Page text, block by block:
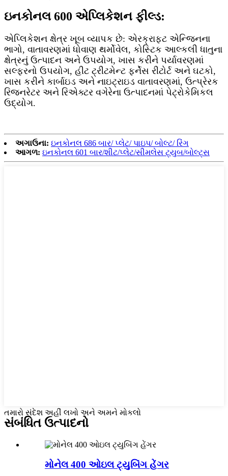
ઇનકોનલ 600 એપ્લિકેશન ફીલ્ડ:
એપ્લિકેશન ક્ષેત્ર ખૂબ વ્યાપક છે: એરક્રાફ્ટ એન્જિનના
ભાગો, વાતાવરણમાં ધોવાણ થર્મોવેલ, કોસ્ટિક આલ્કલી ધાતુના
ક્ષેત્રનું ઉત્પાદન અને ઉપયોગ, ખાસ કરીને પર્યાવરણમાં
સલ્ફરનો ઉપયોગ, હીટ ટ્રીટમેન્ટ ફર્નેસ રીટોર્ટ અને ઘટકો,
ખાસ કરીને કાર્બાઇડ અને નાઇટ્રાઇડ વાતાવરણમાં, ઉત્પ્રેરક
રિજનરેટર અને રિએક્ટર વગેરેના ઉત્પાદનમાં પેટ્રોકેમિકલ
ઉદ્યોગ.
અગાઉના: ઇનકોનલ 686 બાર/ પ્લેટ/ પાઇપ/ બોલ્ટ/ રિંગ
આગળ: ઇનકોનલ 601 બાર/શીટ/પ્લેટ/સીમલેસ ટ્યુબ/બોલ્ટ્સ
તમારો સંદેશ અહીં લખો અને અમને મોકલો
સંબંધિત ઉત્પાદનો
મોનેલ 400 ઓઇલ ટ્યુબિંગ હેંગર